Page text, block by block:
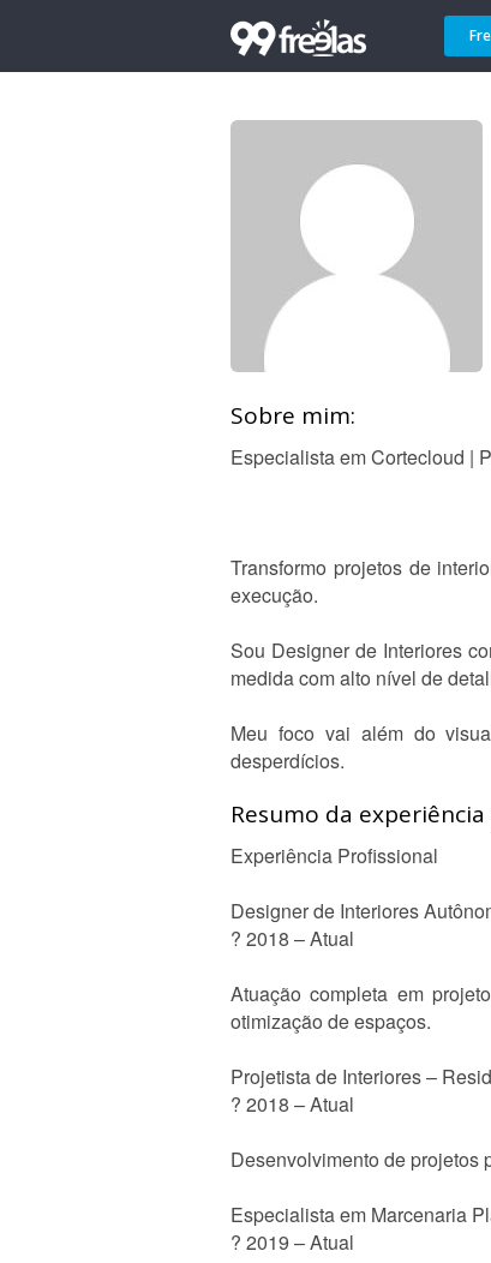
Sobre mim:
Especialista em Cortecloud |
Transformo projetos de
execução.
Sou Designer de Interiores
medida com alto nível de
Meu foco vai além do
desperdícios.
Resumo da
Experiência Profissional
Designer de Interiores
? 2018 – Atual
Atuação completa em
otimização de espaços.
Projetista de Interiores –
? 2018 – Atual
Desenvolvimento de projetos
Especialista em Marcenaria
? 2019 – Atual